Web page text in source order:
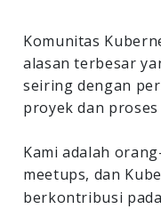
Komunitas
alasan terbesar
seiring dengan
proyek dan proses
Kami adalah
meetups, dan
berkontribusi